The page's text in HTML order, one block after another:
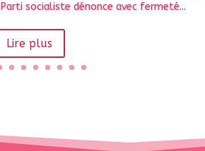
Parti socialiste dénonce avec fermeté...
Lire plus